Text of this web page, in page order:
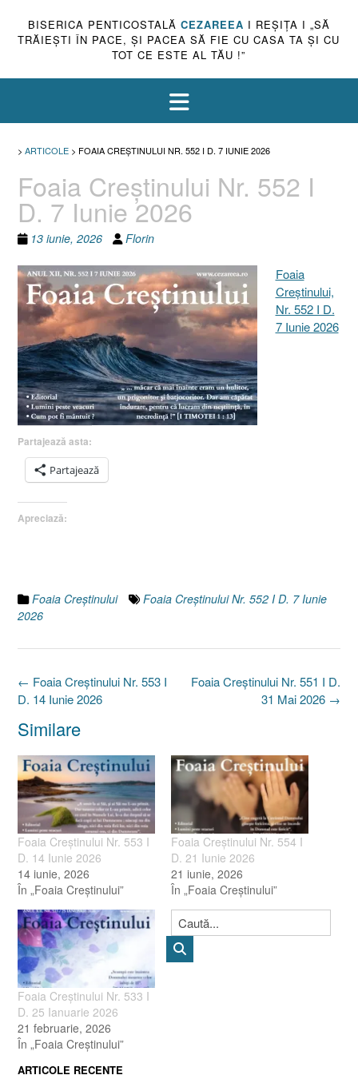
BISERICA PENTICOSTALĂ CEZAREEA I REŞIŢA I „SĂ
TRĂIEŞTI ÎN PACE, ŞI PACEA SĂ FIE CU CASA TA ŞI CU
TOT CE ESTE AL TĂU !”
> ARTICOLE > FOAIA CREȘTINULUI NR. 552 I D. 7 IUNIE 2026
Foaia Creștinului Nr. 552 I
D. 7 Iunie 2026
13 iunie, 2026 Florin
Foaia
Creştinului,
Nr. 552 I D.
7 Iunie 2026
Partajează asta:
Partajează
Apreciază:
Foaia Creştinului
Foaia Creștinului Nr. 552 I D. 7 Iunie
2026
Post
navigation
Foaia Creștinului Nr. 551 I D.
31 Mai 2026 →
← Foaia Creștinului Nr. 553 I
D. 14 Iunie 2026
Similare
Foaia Creștinului Nr. 553 I
D. 14 Iunie 2026
14 iunie, 2026
În „Foaia Creştinului”
Foaia Creștinului Nr. 554 I
D. 21 Iunie 2026
21 iunie, 2026
În „Foaia Creştinului”
Foaia Creștinului Nr. 533 I
D. 25 Ianuarie 2026
21 februarie, 2026
În „Foaia Creştinului”
ARTICOLE RECENTE